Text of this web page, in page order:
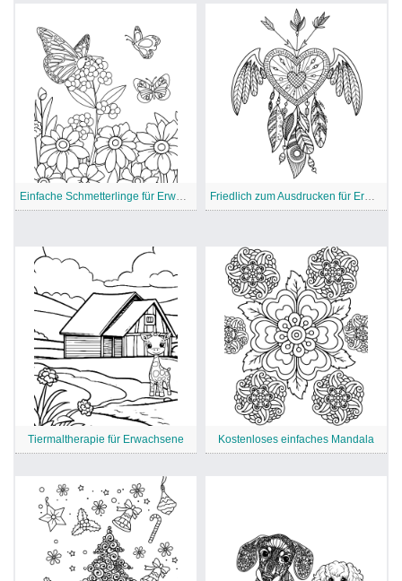
Einfache Schmetterlinge für Erwachsene Friedlich zum Ausdrucken für Erwachsene
Tiermaltherapie für Erwachsene Kostenloses einfaches Mandala